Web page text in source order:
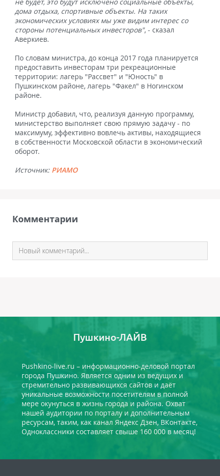
дома отдыха, спортивные объекты. На таких
экономических условиях мы уже видим интерес со
стороны потенциальных инвесторов", - сказал
Аверкиев.
По словам министра, до конца 2017 года планируется
предоставить инвесторам три рекреационные
территории: лагерь "Рассвет" и "Юность" в
Пушкинском районе, лагерь "Факел" в Ногинском
районе.
Министр добавил, что, реализуя данную программу,
министерство выполняет свою прямую задачу - по
максимуму, эффективно вовлечь активы, находящиеся
в собственности Московской области в экономический
оборот.
Источник: РИАМО
Комментарии
Пушкино-ЛАЙВ
Pushkino-live.ru – информационно-деловой портал
города Пушкино. Является одним из ведущих и
стремительно развивающихся сайтов и даёт
уникальные возможности посетителям в полной
мере окунуться в жизнь города и района. Охват
нашей аудитории по порталу и дополнительным
ресурсам, таким, как канал Яндекс Дзен, ВКонтакте,
Одноклассники составляет свыше 160 000 в месяц!